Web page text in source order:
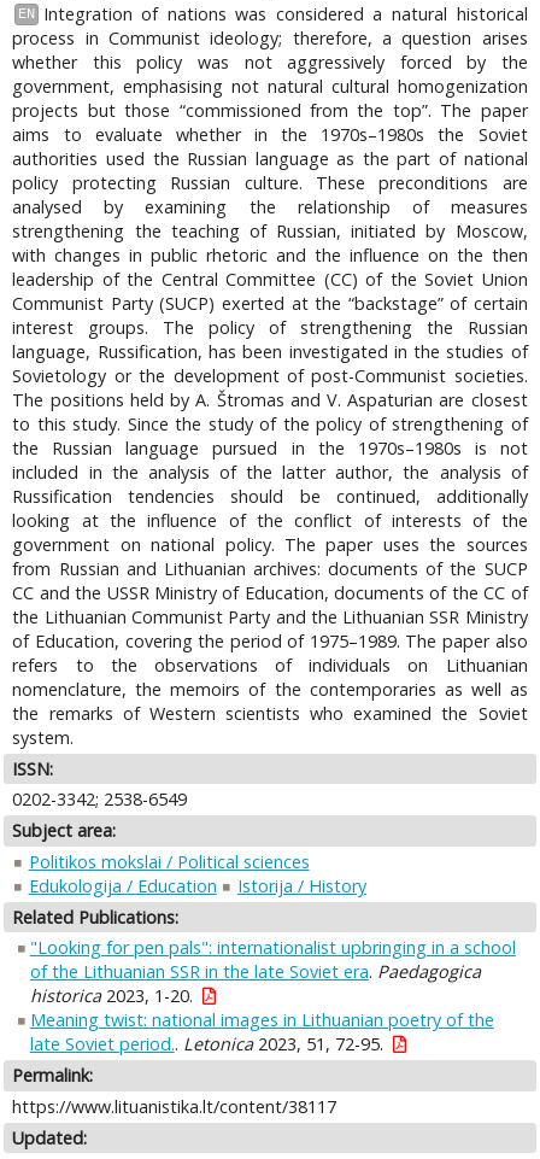
EN
Integration of nations was considered a natural historical
process in Communist ideology; therefore, a question arises
whether this policy was not aggressively forced by the
government, emphasising not natural cultural homogenization
projects but those “commissioned from the top”. The paper
aims to evaluate whether in the 1970s–1980s the Soviet
authorities used the Russian language as the part of national
policy protecting Russian culture. These preconditions are
analysed by examining the relationship of measures
strengthening the teaching of Russian, initiated by Moscow,
with changes in public rhetoric and the influence on the then
leadership of the Central Committee (CC) of the Soviet Union
Communist Party (SUCP) exerted at the “backstage” of certain
interest groups. The policy of strengthening the Russian
language, Russification, has been investigated in the studies of
Sovietology or the development of post-Communist societies.
The positions held by A. Štromas and V. Aspaturian are closest
to this study. Since the study of the policy of strengthening of
the Russian language pursued in the 1970s–1980s is not
included in the analysis of the latter author, the analysis of
Russification tendencies should be continued, additionally
looking at the influence of the conflict of interests of the
government on national policy. The paper uses the sources
from Russian and Lithuanian archives: documents of the SUCP
CC and the USSR Ministry of Education, documents of the CC of
the Lithuanian Communist Party and the Lithuanian SSR Ministry
of Education, covering the period of 1975–1989. The paper also
refers to the observations of individuals on Lithuanian
nomenclature, the memoirs of the contemporaries as well as
the remarks of Western scientists who examined the Soviet
system.
ISSN:
0202-3342; 2538-6549
Subject area:
Politikos mokslai / Political sciences
Edukologija / Education
Istorija / History
Related Publications:
"Looking for pen pals": internationalist upbringing in a school
of the Lithuanian SSR in the late Soviet era. Paedagogica
historica2023, 1-20.
Meaning twist: national images in Lithuanian poetry of the
late Soviet period.. Letonica2023, 51, 72-95.
Permalink:
https://www.lituanistika.lt/content/38117
Updated: